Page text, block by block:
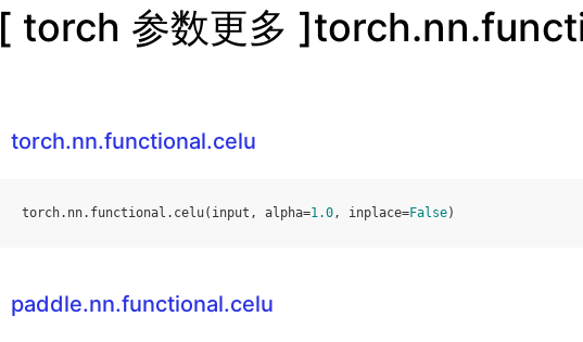
[ torch 参数更多
torch.nn.functional.celu
torch. nn. functional . celu( input , alpha=1.0, inplace=False)
paddle.nn.functional.celu